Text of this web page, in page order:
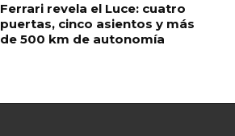
Ferrari revela el Luce: cuatro
puertas, cinco asientos y más
de 500 km de autonomía